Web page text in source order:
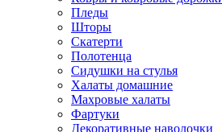
Пледы
Шторы
Скатерти
Полотенца
Сидушки на стулья
Халаты домашние
Махровые халаты
Фартуки
Декоративные наволочки